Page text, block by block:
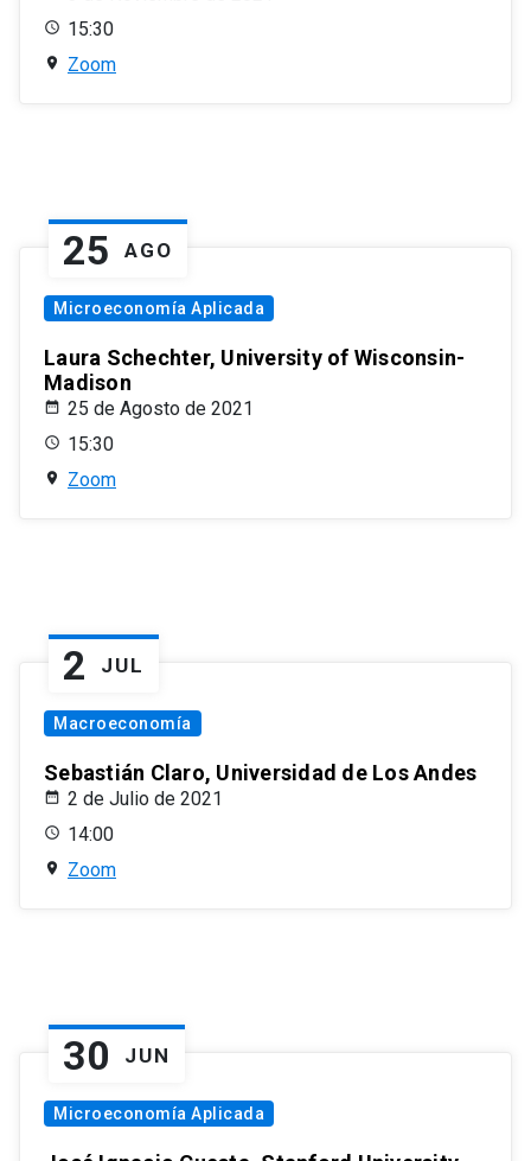
15:30
Zoom
25 AGO
Microeconomía Aplicada
Laura Schechter, University of Wisconsin-
Madison
25 de Agosto de 2021
15:30
Zoom
2 JUL
Macroeconomía
Sebastián Claro, Universidad de Los Andes
2 de Julio de 2021
14:00
Zoom
30 JUN
Microeconomía Aplicada